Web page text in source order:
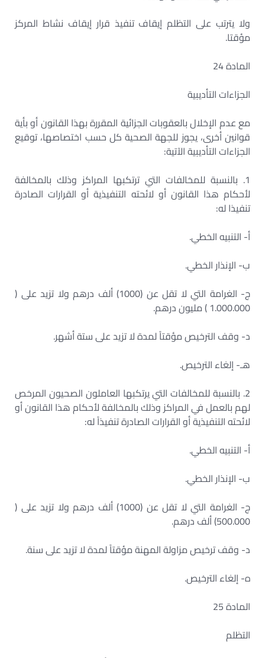
ولا يترتب على التظلم إيقاف تنفيذ قرار إيقاف نشاط المركز
مؤقتا.
المادة 24
الجزاءات التأديبية
مع عدم الإخلال بالعقوبات الجزائية المقررة بهذا القانون أو بأية
قوانين أخرى، يجوز للجهة الصحية كل حسب اختصاصها، توقيع
الجزاءات التأديبية الآتية:
1. بالنسبة للمخالفات التي ترتكبها المراكز وذلك بالمخالفة
لأحكام هذا القانون أو لائحته التنفيذية أو القرارات الصادرة
تنفيذا له:
أ- التنبيه الخطي.
ب- الإنذار الخطي.
ج- الغرامة التي لا تقل عن (1000) ألف درهم ولا تزيد على (
1.000.000 ) مليون درهم.
د- وقف الترخيص مؤقتاً لمدة لا تزيد على ستة أشهر.
هـ- إلغاء الترخيص.
2. بالنسبة للمخالفات التي يرتكبها العاملون الصحيون المرخص
لهم بالعمل في المراكز وذلك بالمخالفة لأحكام هذا القانون أو
لائحته التنفيذية أو القرارات الصادرة تنفيذاً له:
أ- التنبيه الخطي.
ب- الإنذار الخطي.
ج- الغرامة التي لا تقل عن (1000) ألف درهم ولا تزيد على (
500.000) ألف درهم.
د- وقف ترخيص مزاولة المهنة مؤقتاً لمدة لا تزيد على سنة.
ه- إلغاء الترخيص.
المادة 25
التظلم